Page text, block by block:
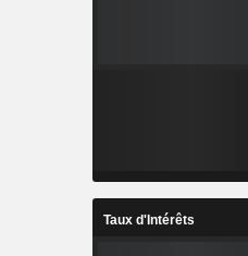
Taux d'Intérêts